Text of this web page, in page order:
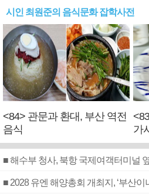
시인 최원준의 음식문화 잡학사전
<84> 관문과 환대, 부산 역전
음식
가
■ 해수부 청사, 북항 국제여객터미널
■ 2028 유엔 해양총회 개최지, ‘부산이